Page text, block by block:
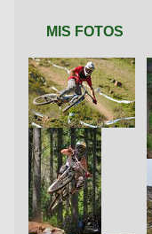
MIS FOTOS